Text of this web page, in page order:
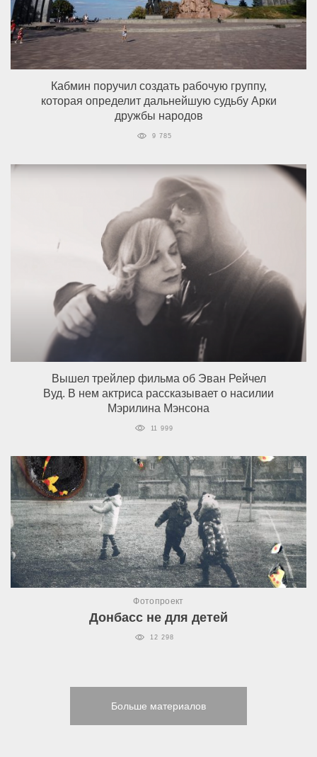
Кабмин поручил создать рабочую группу,
которая определит дальнейшую судьбу Арки
дружбы народов
9 785
Вышел трейлер фильма об Эван Рейчел
Вуд. В нем актриса рассказывает о насилии
Мэрилина Мэнсона
11 999
Фотопроект
Донбасс не для детей
12 298
Больше материалов